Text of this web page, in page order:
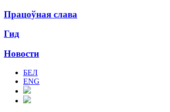
Працоўная слава
Гид
Новости
БЕЛ
ENG